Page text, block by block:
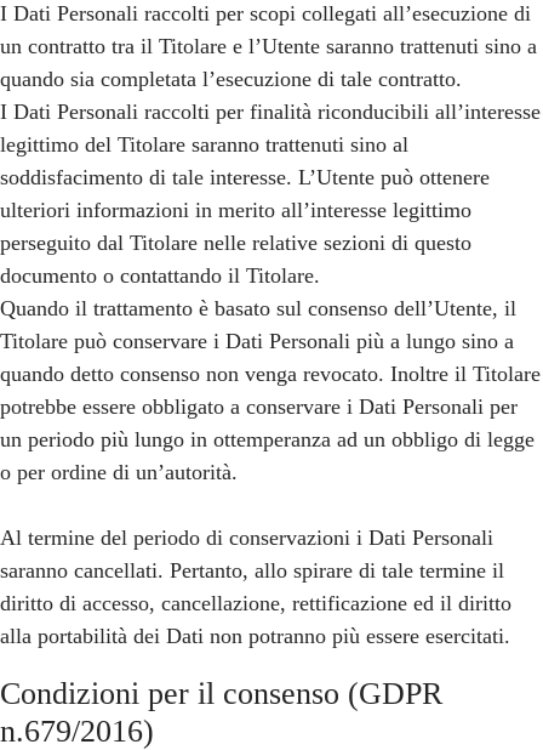
I Dati Personali raccolti per scopi collegati all’esecuzione di
un contratto tra il Titolare e l’Utente saranno trattenuti sino a
quando sia completata l’esecuzione di tale contratto.
I Dati Personali raccolti per finalità riconducibili all’interesse
legittimo del Titolare saranno trattenuti sino al
soddisfacimento di tale interesse. L’Utente può ottenere
ulteriori informazioni in merito all’interesse legittimo
perseguito dal Titolare nelle relative sezioni di questo
documento o contattando il Titolare.
Quando il trattamento è basato sul consenso dell’Utente, il
Titolare può conservare i Dati Personali più a lungo sino a
quando detto consenso non venga revocato. Inoltre il Titolare
potrebbe essere obbligato a conservare i Dati Personali per
un periodo più lungo in ottemperanza ad un obbligo di legge
o per ordine di un’autorità.
Al termine del periodo di conservazioni i Dati Personali
saranno cancellati. Pertanto, allo spirare di tale termine il
diritto di accesso, cancellazione, rettificazione ed il diritto
alla portabilità dei Dati non potranno più essere esercitati.
Condizioni per il consenso (GDPR
n.679/2016)